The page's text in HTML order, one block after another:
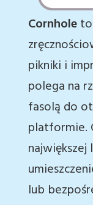
Cornhole
pikniki i
polega na
fasolą do
platformie.
lub